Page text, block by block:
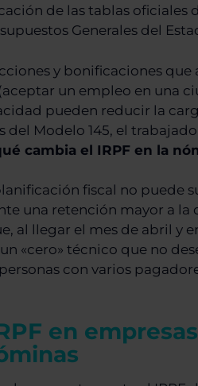
de las tablas oficiales
Generales del
y bonificaciones
un empleo en una
pueden reducir la
del Modelo 145, el
cambia el IRPF en la
fiscal no puede
una retención mayor a la
al llegar el mes de abril y
«cero» técnico que no
con varios
en